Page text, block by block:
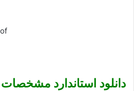
دانلود استاندارد مشخصات